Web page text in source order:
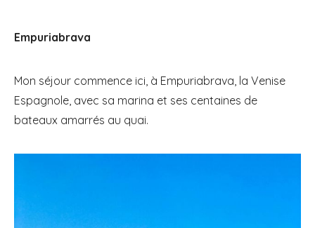
Empuriabrava
Mon séjour commence ici, à Empuriabrava, la Venise
Espagnole, avec sa marina et ses centaines de
bateaux amarrés au quai.